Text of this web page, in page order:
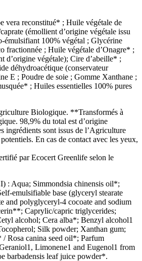
vera reconstitué* ; Huile végétale de
(émollient d’origine végétale issu
émulsifiant 100% végétal ; Glycérine
fractionnée ; Huile végétale d’Onagre* ;
d’origine végétale); Cire d’abeille* ;
déhydroacétique (conservateur
E ; Poudre de soie ; Gomme Xanthane ;
; Huiles essentielles 100% pures
Biologique. **Transformés à
98,9% du total est d’origine
ingrédients sont issus de l’Agriculture
En cas de contact avec les yeux,
par Ecocert Greenlife selon le
: Aqua; Simmondsia chinensis oil*;
emulsifiable base (glyceryl stearate
and polyglyceryl-4 cocoate and sodium
Caprylic/capric triglycerides;
alcohol; Cera alba*; Benzyl alcohol1
Silk powder; Xanthan gum;
Rosa canina seed oil*; Parfum
Limonene1 and Eugenol1 from
barbadensis leaf juice powder*.